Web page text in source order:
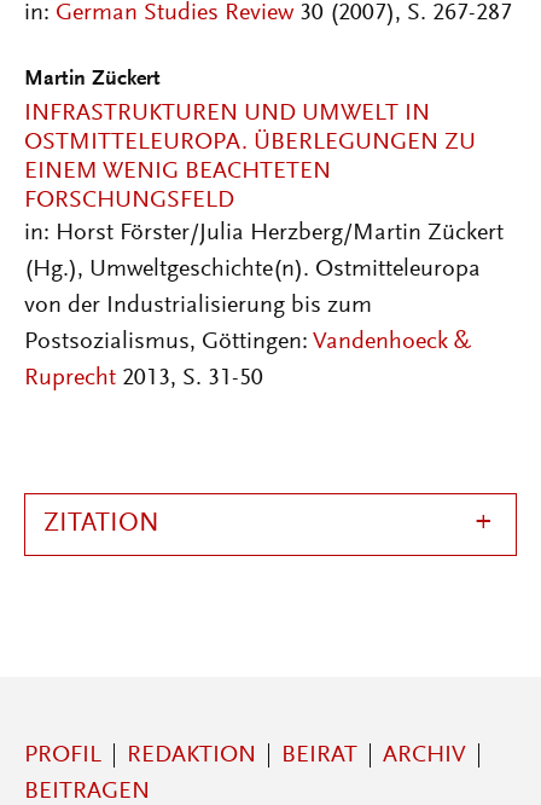
in: German Studies Review 30 (2007), S. 267-287
Martin Zückert
INFRASTRUKTUREN UND UMWELT IN
OSTMITTELEUROPA. ÜBERLEGUNGEN ZU
EINEM WENIG BEACHTETEN
FORSCHUNGSFELD
in: Horst Förster/Julia Herzberg/Martin Zückert
(Hg.), Umweltgeschichte(n). Ostmitteleuropa
von der Industrialisierung bis zum
Postsozialismus, Göttingen: Vandenhoeck &
Ruprecht 2013, S. 31-50
ZITATION
PROFIL REDAKTION BEIRAT
ARCHIV
BEITRAGEN